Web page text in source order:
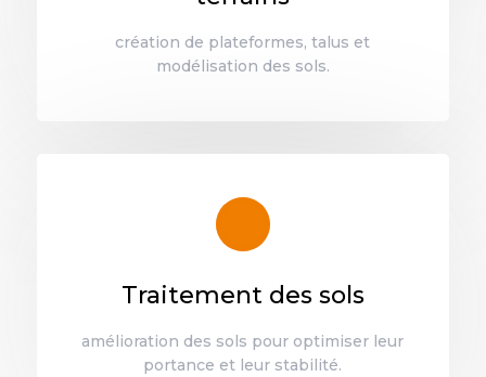
création de plateformes, talus et
modélisation des sols.
Traitement des sols
amélioration des sols pour optimiser leur
portance et leur stabilité.